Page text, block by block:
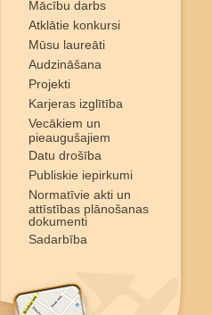
Mācību darbs
Atklātie konkursi
Mūsu laureāti
Audzināšana
Projekti
Karjeras izglītība
Vecākiem un
pieaugušajiem
Datu drošība
Publiskie iepirkumi
Normatīvie akti un
attīstības plānošanas
dokumenti
Sadarbība